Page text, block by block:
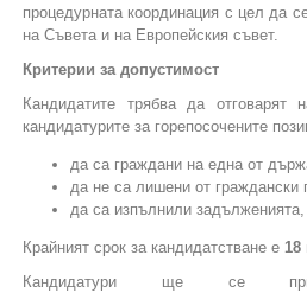
процедурната координация с цел да
на Съвета и на Европейския съвет.
Критерии за допустимост
Кандидатите трябва да
кандидатурите за горепосочените
да са граждани на една от
да не са лишени от граждански
да са изпълнили
Крайният срок за кандидатстване е 18
Кандидатури ще се